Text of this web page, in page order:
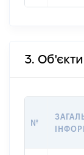
3.
№